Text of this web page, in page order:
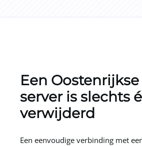
Een
server is slechts
verwijderd
Een eenvoudige verbinding met